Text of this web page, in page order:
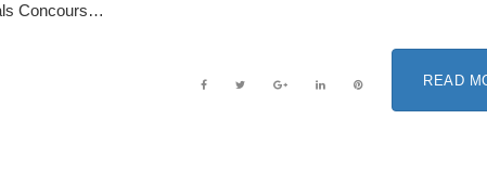
Concours…
READ